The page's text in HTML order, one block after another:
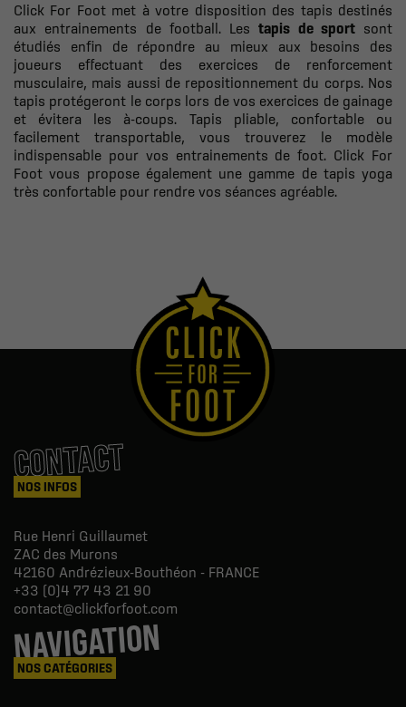
Click For Foot met à votre disposition des tapis destinés
aux entrainements de football. Lestapis de sportsont
étudiés enfin de répondre au mieux aux besoins des
joueurs effectuant des exercices de renforcement
musculaire, mais aussi de repositionnement du corps. Nos
tapis protégeront le corps lors de vos exercices de gainage
et évitera les à-coups. Tapis pliable, confortable ou
facilement transportable, vous trouverez le modèle
indispensable pour vos entrainements de foot. Click For
Foot vous propose également une gamme de tapis yoga
très confortable pour rendre vos séances agréable.
CONTACT
NOS INFOS
Rue Henri Guillaumet
ZAC des Murons
42160 Andrézieux-Bouthéon - FRANCE
+33 (0)4 77 43 21 90
contact@clickforfoot.com
NAVIGATION
NOS CATÉGORIES